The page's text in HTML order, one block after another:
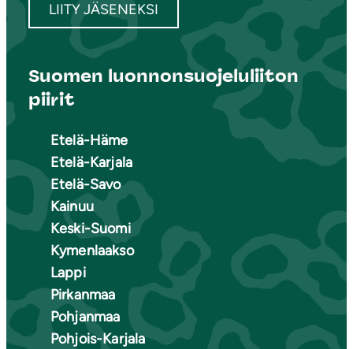
LIITY JÄSENEKSI
Suomen luonnonsuojeluliiton
piirit
Etelä-Häme
Etelä-Karjala
Etelä-Savo
Kainuu
Keski-Suomi
Kymenlaakso
Lappi
Pirkanmaa
Pohjanmaa
Pohjois-Karjala